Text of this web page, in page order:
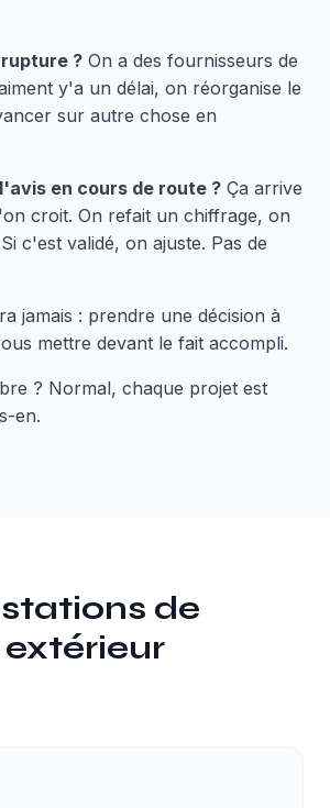
? On a des fournisseurs de
y'a un délai, on réorganise le
sur autre chose en
en cours de route ? Ça arrive
croit. On refait un chiffrage, on
c'est validé, on ajuste. Pas de
jamais : prendre une décision à
mettre devant le fait accompli.
? Normal, chaque projet est
en.
de